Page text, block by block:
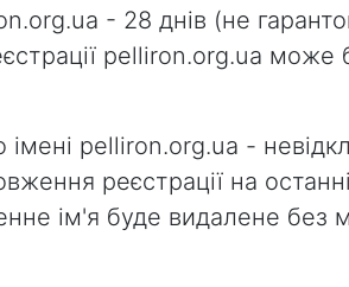
- 28 днів (не
pelliron.org.ua
pelliron.org.ua -
реєстрації на
ім'я буде видалене без